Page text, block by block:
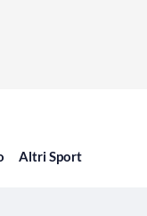
Altri Sport